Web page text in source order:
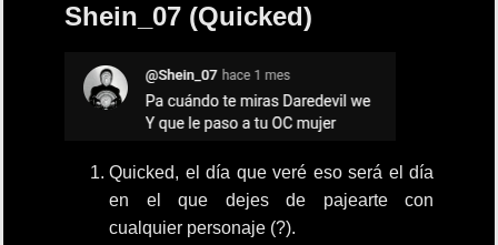
Shein_07 (Quicked)
Quicked, el día que veré eso será el día
en el que dejes de pajearte con
cualquier personaje (?).